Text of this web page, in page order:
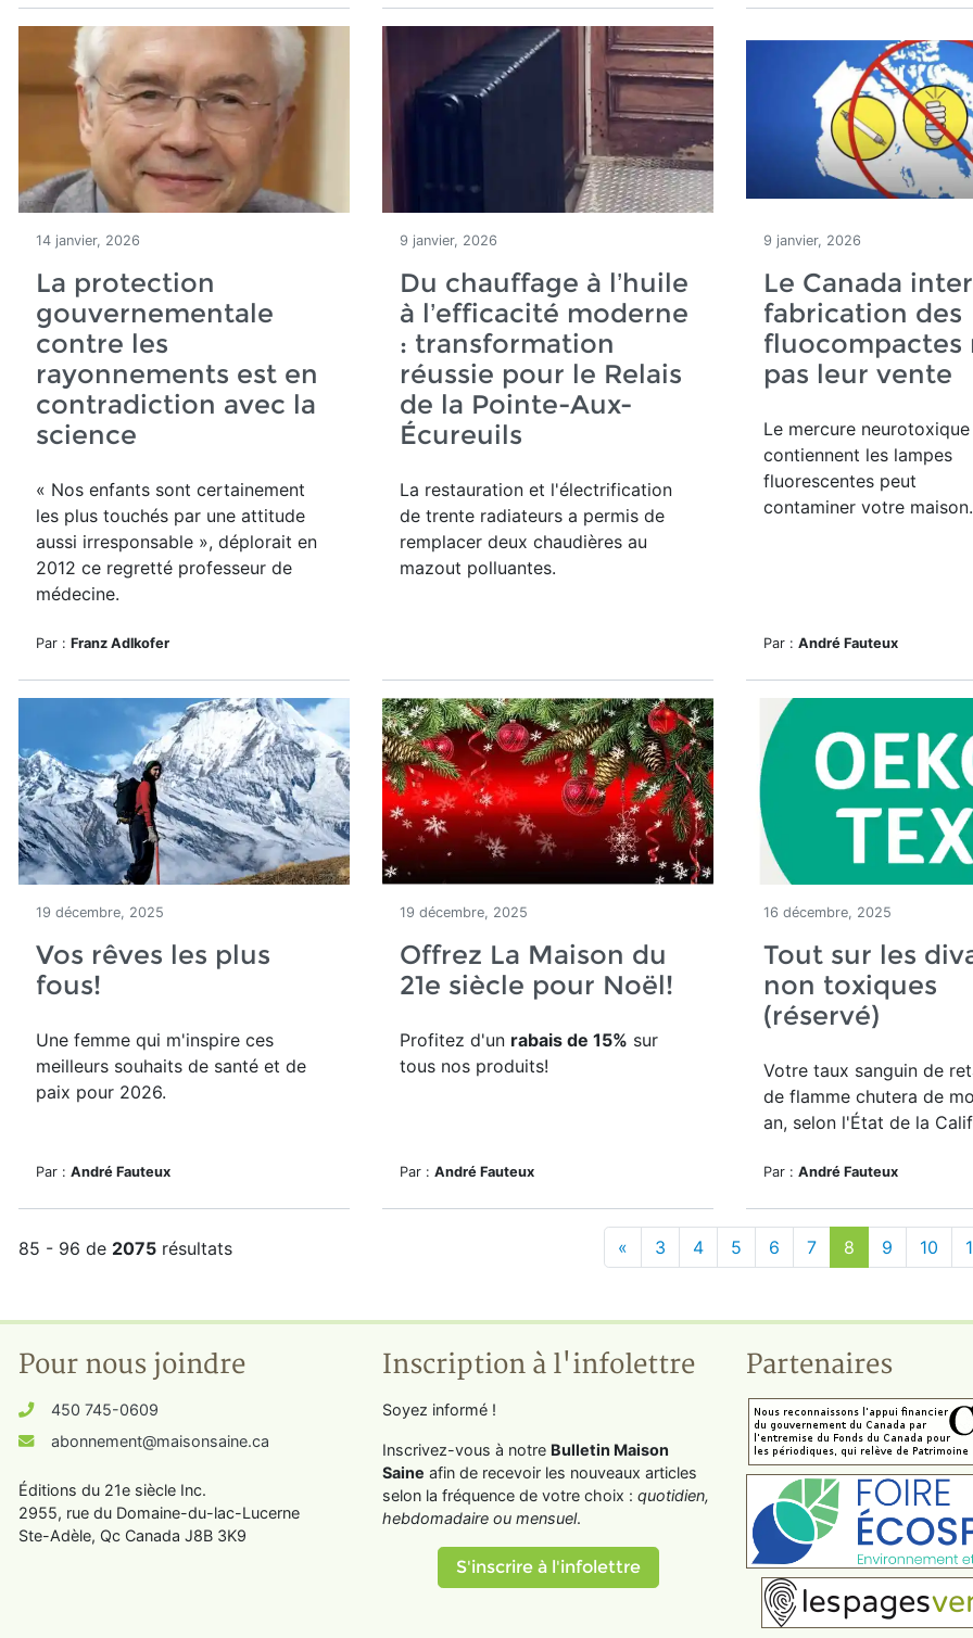
14 janvier, 2026
La protection
gouvernementale
contre les
rayonnements est en
contradiction avec la
science
« Nos enfants sont certainement
les plus touchés par une attitude
aussi irresponsable », déplorait en
2012 ce regretté professeur de
médecine.
Par : Franz Adlkofer
9 janvier, 2026
Du chauffage à l’huile
à l’efficacité moderne
: transformation
réussie pour le Relais
de la Pointe-Aux-
Écureuils
La restauration et l'électrification
de trente radiateurs a permis de
remplacer deux chaudières au
mazout polluantes.
9 janvier, 2026
Le Canada
fabrication des
fluocompactes
pas leur vente
Le mercure
contiennent les lampes
fluorescentes peut
contaminer votre maison.
Par : André Fauteux
19 décembre, 2025
Vos rêves les plus
fous!
Une femme qui m'inspire ces
meilleurs souhaits de santé et de
paix pour 2026.
Par : André Fauteux
19 décembre, 2025
Offrez La Maison du
21e siècle pour Noël!
Profitez d'un rabais de 15% sur
tous nos produits!
Par : André Fauteux
16 décembre, 2025
Tout sur les
non toxiques
(réservé)
Votre taux sanguin de
de flamme chutera de
an, selon l'État de la
Par : André Fauteux
85 - 96 de 2075 résultats « 3 4 5 6 7 8 9 10
Pour nous joindre
450 745-0609
abonnement@maisonsaine.ca
Éditions du 21e siècle Inc.
2955, rue du Domaine-du-lac-Lucerne
Ste-Adèle, Qc Canada J8B 3K9
Inscription à l'infolettre
Soyez informé !
Inscrivez-vous à notre Bulletin Maison
Saine afin de recevoir les nouveaux articles
selon la fréquence de votre choix : quotidien,
hebdomadaire ou mensuel.
S'inscrire à l'infolettre
Partenaires